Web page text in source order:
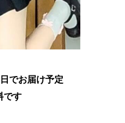
でお届け予定
です